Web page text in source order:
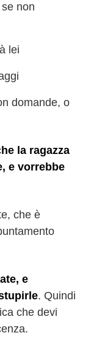
se non
lei
domande, o
la ragazza
e vorrebbe
che è
e
. Quindi
che devi